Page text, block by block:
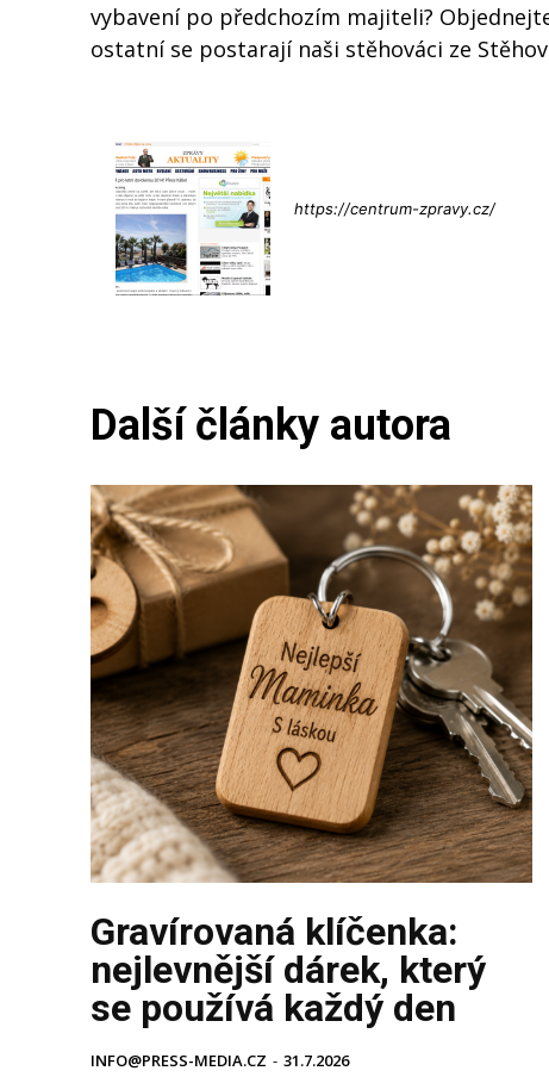
vybavení po předchozím majiteli?
ostatní se postarají naši stěhováci ze
https://centrum-zpravy.cz/
Další články autora
Gravírovaná klíčenka:
nejlevnější dárek, který
se používá každý den
INFO@PRESS-MEDIA.CZ - 31.7.2026